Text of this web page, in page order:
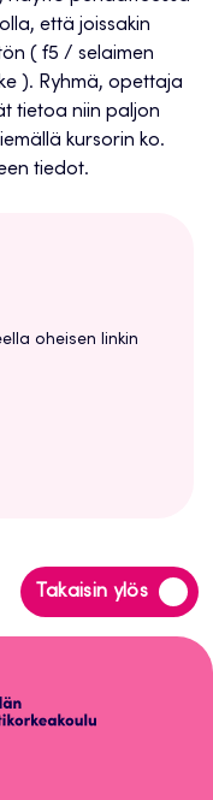
että joissakin
( f5 / selaimen
). Ryhmä, opettaja
tietoa niin paljon
kursorin ko.
tiedot.
oheisen linkin
Takaisin ylös
Siirry
takaisin